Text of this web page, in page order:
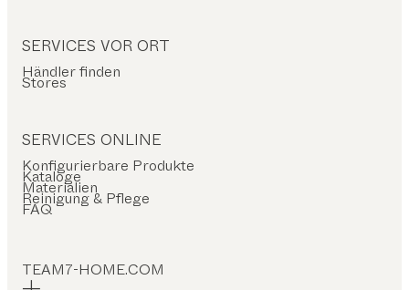
SERVICES VOR ORT
Händler finden
Stores
SERVICES ONLINE
Konfigurierbare Produkte
Kataloge
Materialien
Reinigung & Pflege
FAQ
TEAM7-HOME.COM